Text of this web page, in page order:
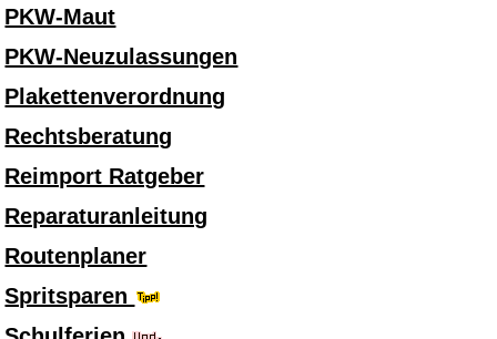
PKW-Maut
PKW-Neuzulassungen
Plakettenverordnung
Rechtsberatung
Reimport Ratgeber
Reparaturanleitung
Routenplaner
Spritsparen